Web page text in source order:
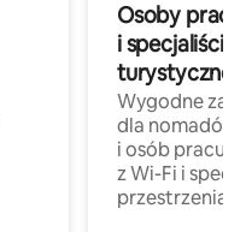
Osoby
i specjaliści z
turystycznej
Wygodne
dla nomadów
i osób
z Wi-Fi i
przestrzenią